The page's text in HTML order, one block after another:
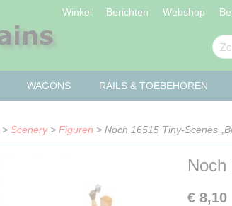
Winkel Berichten Webshop
WAGONS RAILS & TOEBEHOREN
> Scenery> Figuren > Noch 16515 Tiny-Scenes
Noch
€ 8,10